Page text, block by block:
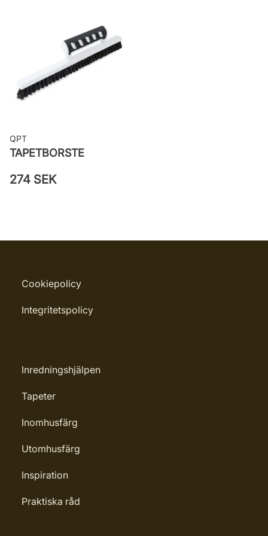
QPT
TAPETBORSTE
274 SEK
Cookiepolicy
Integritetspolicy
Inredningshjälpen
Tapeter
Inomhusfärg
Utomhusfärg
Inspiration
Praktiska råd